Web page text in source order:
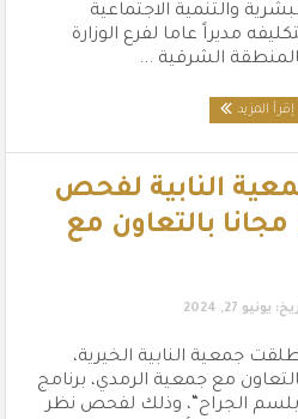
والتنمية الاجتماعية
مديراً عاما لفرع الوزارة
الشرقية ...
إقرأ المزيد
النابية لفحص
بالتعاون مع
يونيو 27, 2024
جمعية النابية الخيرية،
مع جمعية الرمدي، برنامج
الجراح“، وذلك لفحص نظر